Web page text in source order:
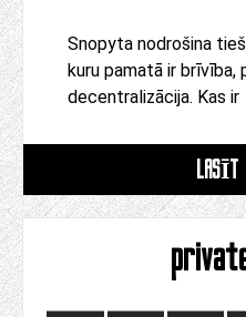
Snopyta nodrošina
kuru pamatā ir brīvība,
decentralizācija. Kas ir